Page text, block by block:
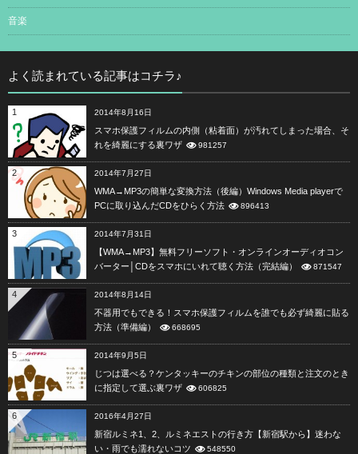
音楽
よく読まれている記事はコチラ♪
1 2014年8月16日
スマホ保護フィルムの内側（粘着面）が汚れてしまった場合、そ
れを綺麗にする裏ワザ
981257
2 2014年7月27日
WMA→MP3の簡単な変換方法（後編）Windows Media playerで
PCに取り込んだCDをひらく方法
896413
3 2014年7月31日
【WMA→MP3】無料フリーソフト・オンラインオーディオコン
バーター│CDをスマホにいれて聴く方法（完結編）
871547
4 2014年8月14日
不器用でもできる！スマホ保護フィルムを誰でも必ず綺麗に貼る
方法（準備編）
668695
5 2014年9月5日
じつは選べる？ケンタッキーのチキンの部位の種類と注文のとき
に指定して選ぶ裏ワザ
606825
6 2016年4月27日
新宿ルミネ1、2、ルミネエストの行き方【新宿駅から】迷わな
い・雨でも濡れないコツ
548550